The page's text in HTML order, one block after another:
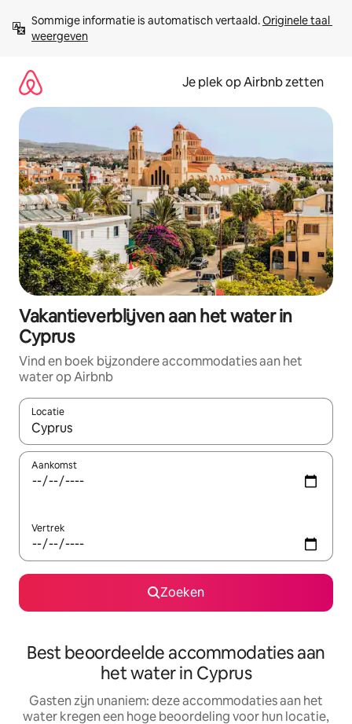
direct
naar
Sommige informatie is automatisch vertaald. Originele taal
weergeven
Je plek op Airbnb zetten
Vakantieverblijven aan het water in
Cyprus
Vind en boek bijzondere accommodaties aan het
water op Airbnb
Locatie
Wanneer er resultaten beschikbaar zijn, maak je een keuze
Aankomst
Vertrek
Zoeken
Best beoordeelde accommodaties aan
het water in Cyprus
Gasten zijn unaniem: deze accommodaties aan het
water kregen een hoge beoordeling voor hun locatie,